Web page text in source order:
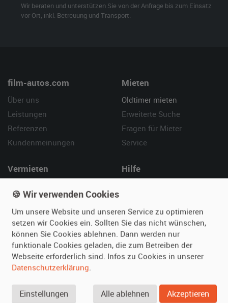
Wir beraten und unterstützen Sie von der Anfrage bis zum Einsatz
vor Ort, inkl. Betreuung und Transport.
film-autos.com
Über uns
Leistungen
Referenzen
Kundenmeinungen
Mieten
Oldtimer mieten
Erweiterte Suche
Fragen für Mieter
Service
Vermieten
Fotos senden
Fragen für Vermieter
Inserat verwalten
Hilfe
Kontakt
SPECIAL
Berühmte Filmautos –
🍪 Wir verwenden Cookies
Um unsere Website und unseren Service zu optimieren
setzen wir Cookies ein. Sollten Sie das nicht wünschen,
können Sie Cookies ablehnen. Dann werden nur
funktionale Cookies geladen, die zum Betreiben der
Webseite erforderlich sind. Infos zu Cookies in unserer
Datenschutzerklärung.
Einstellungen Alle ablehnen Akzeptieren